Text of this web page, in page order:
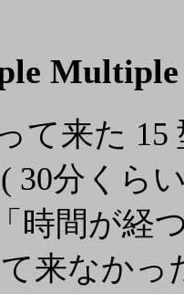
Multiple
て来た
30分くら
時間が経
来なかっ